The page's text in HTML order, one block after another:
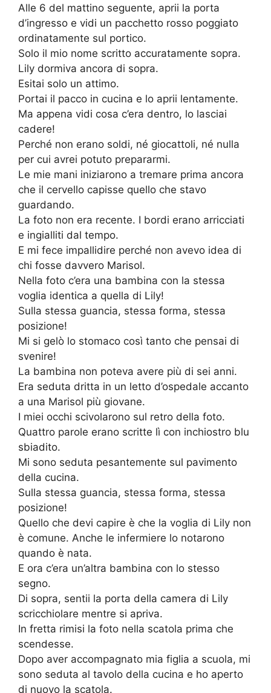
Alle 6 del mattino seguente, aprii la porta
d’ingresso e vidi un pacchetto rosso poggiato
ordinatamente sul portico.
Solo il mio nome scritto accuratamente sopra.
Lily dormiva ancora di sopra.
Esitai solo un attimo.
Portai il pacco in cucina e lo aprii lentamente.
Ma appena vidi cosa c’era dentro, lo lasciai
cadere!
Perché non erano soldi, né giocattoli, né nulla
per cui avrei potuto prepararmi.
Le mie mani iniziarono a tremare prima ancora
che il cervello capisse quello che stavo
guardando.
La foto non era recente. I bordi erano arricciati
e ingialliti dal tempo.
E mi fece impallidire perché non avevo idea di
chi fosse davvero Marisol.
Nella foto c’era una bambina con la stessa
voglia identica a quella di Lily!
Sulla stessa guancia, stessa forma, stessa
posizione!
Mi si gelò lo stomaco così tanto che pensai di
svenire!
La bambina non poteva avere più di sei anni.
Era seduta dritta in un letto d’ospedale accanto
a una Marisol più giovane.
I miei occhi scivolarono sul retro della foto.
Quattro parole erano scritte lì con inchiostro blu
sbiadito.
Mi sono seduta pesantemente sul pavimento
della cucina.
Sulla stessa guancia, stessa forma, stessa
posizione!
Quello che devi capire è che la voglia di Lily non
è comune. Anche le infermiere lo notarono
quando è nata.
E ora c’era un’altra bambina con lo stesso
segno.
Di sopra, sentii la porta della camera di Lily
scricchiolare mentre si apriva.
In fretta rimisi la foto nella scatola prima che
scendesse.
Dopo aver accompagnato mia figlia a scuola, mi
sono seduta al tavolo della cucina e ho aperto
di nuovo la scatola.